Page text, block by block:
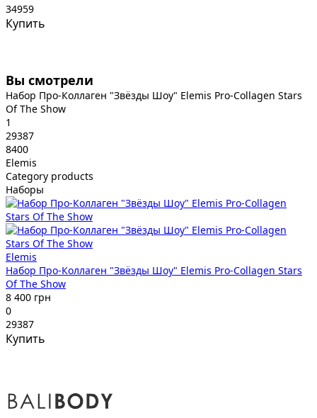
34959
Купить
Вы смотрели
Набор Про-Коллаген "Звёзды Шоу" Elemis Pro-Collagen Stars
Of The Show
1
29387
8400
Elemis
Category products
Наборы
Elemis
Набор Про-Коллаген "Звёзды Шоу" Elemis Pro-Collagen Stars
Of The Show
8 400 грн
0
29387
Купить